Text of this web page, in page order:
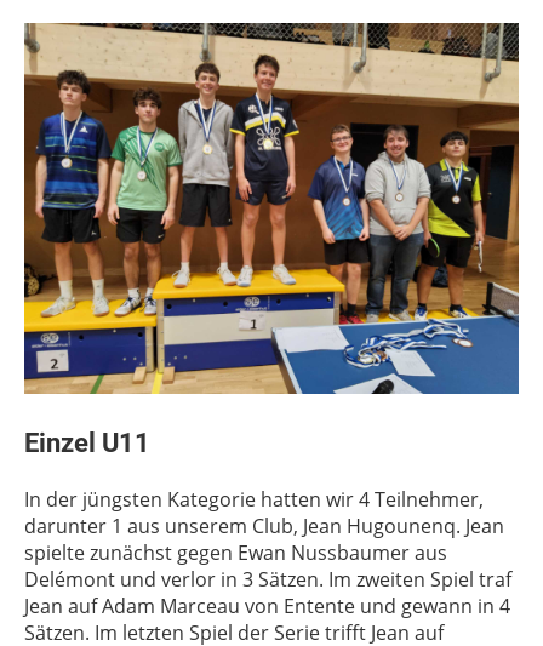
Einzel U11
In der jüngsten Kategorie hatten wir 4 Teilnehmer,
darunter 1 aus unserem Club, Jean Hugounenq. Jean
spielte zunächst gegen Ewan Nussbaumer aus
Delémont und verlor in 3 Sätzen. Im zweiten Spiel traf
Jean auf Adam Marceau von Entente und gewann in 4
Sätzen. Im letzten Spiel der Serie trifft Jean auf